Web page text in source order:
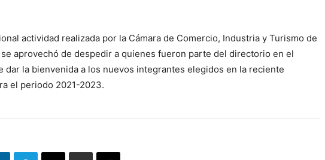
flecha
arriba/abajo
para
actividad realizada por la Cámara de Comercio, Industria y Turismo de
aprovechó de despedir a quienes fueron parte del directorio en el
dar la bienvenida a los nuevos integrantes elegidos en la reciente
el periodo 2021-2023.